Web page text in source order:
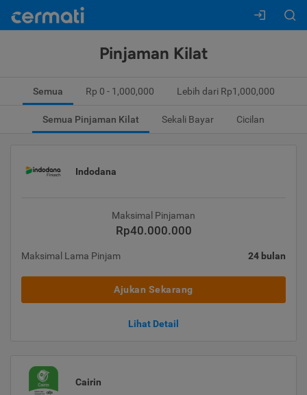
Pinjaman Kilat
Semua Rp 0 - 1,000,000 Lebih dari Rp1,000,000
Semua Pinjaman Kilat Sekali Bayar Cicilan
Indodana
Maksimal Pinjaman
Rp40.000.000
Maksimal Lama Pinjam 24 bulan
Ajukan Sekarang
Lihat Detail
Cairin